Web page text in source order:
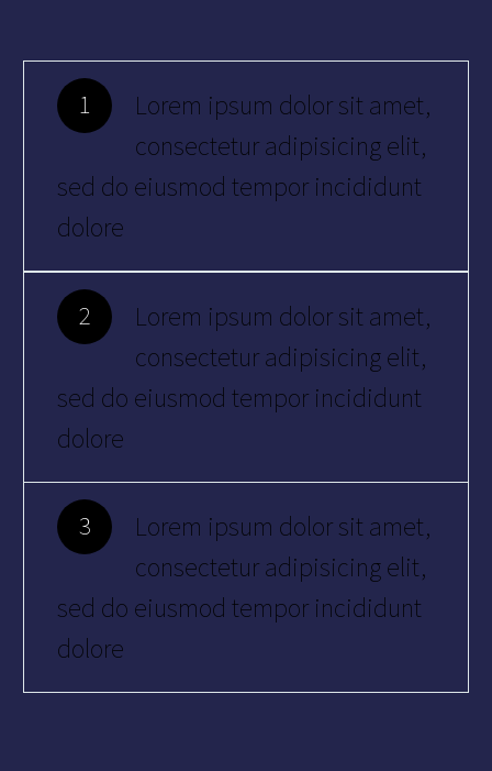
1
Lorem ipsum dolor sit amet,
consectetur adipisicing elit,
sed do eiusmod tempor incididunt
dolore
2
Lorem ipsum dolor sit amet,
consectetur adipisicing elit,
sed do eiusmod tempor incididunt
dolore
3
Lorem ipsum dolor sit amet,
consectetur adipisicing elit,
sed do eiusmod tempor incididunt
dolore